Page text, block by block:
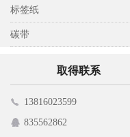
模具货架
悬臂式货架
工具架
托板车
平板车
磁性材料卡
护栏网
收银台
挂钩
促销台
蔬菜架
标签纸
标签纸
碳带
取得联系
13816023599
835562862